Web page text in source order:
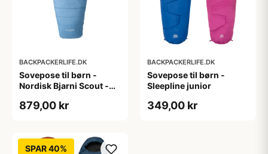
BACKPACKERLIFE.DK
Sovepose til børn -
Nordisk Bjarni Scout -
879,00 kr
BACKPACKERLIFE.DK
Sovepose til børn -
Sleepline junior
349,00 kr
SPAR 40%